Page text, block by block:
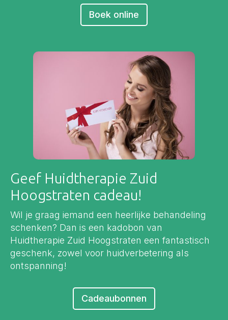
Boek online
Geef Huidtherapie Zuid
Hoogstraten cadeau!
Wil je graag iemand een heerlijke behandeling
schenken? Dan is een kadobon van
Huidtherapie Zuid Hoogstraten een fantastisch
geschenk, zowel voor huidverbetering als
ontspanning!
Cadeaubonnen